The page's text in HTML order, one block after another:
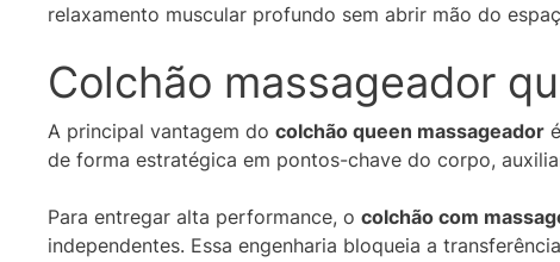
relaxamento muscular profundo sem abrir mão do
Colchão massageador
A principal vantagem do colchão queen massageador
de forma estratégica em pontos-chave do corpo,
Para entregar alta performance, o colchão com
independentes. Essa engenharia bloqueia a